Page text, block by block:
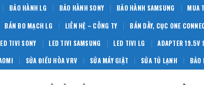
BẢO HÀNH LG BẢO HÀNH SONY BẢO HÀNH SAMSUNG MUA
BÁN BO MẠCH LG LIÊN HỆ – CÔNG TY BÁN DÂY, CỤC ONE
TIVI SONY LED TIVI SAMSUNG LED TIVI LG ADAPTER 19.5V
SỬA ĐIỀU HÒA VRV SỬA MÁY GIẶT SỬA TỦ LẠNH BẢO